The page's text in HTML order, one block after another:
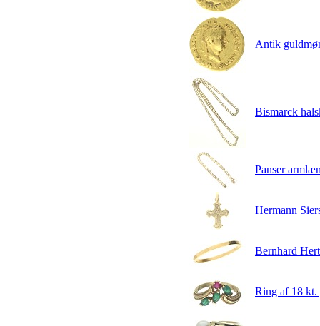
Antik
Bismarck
Panser
Hermann
Bernhard
Ring af 18 kt.